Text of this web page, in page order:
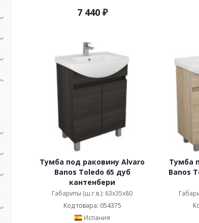
7 440₽
Тумба под раковину Alvaro
Banos Toledo 65 дуб
кантенбери
Габариты (ш.г.в.): 63x35x80
Код товара: 054375
Испания
Тумба
Banos